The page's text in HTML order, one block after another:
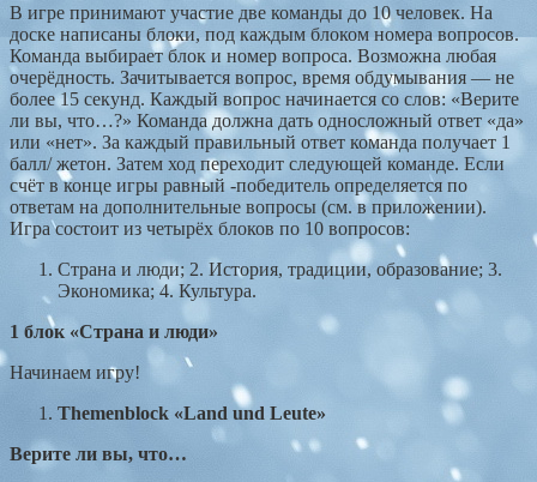
В игре принимают участие две команды до 10 человек. На
доске написаны блоки, под каждым блоком номера вопросов.
Команда выбирает блок и номер вопроса. Возможна любая
очерёдность. Зачитывается вопрос, время обдумывания — не
более 15 секунд. Каждый вопрос начинается со слов: «Верите
ли вы, что…?» Команда должна дать односложный ответ «да»
или «нет». За каждый правильный ответ команда получает 1
балл/ жетон. Затем ход переходит следующей команде. Если
счёт в конце игры равный -победитель определяется по
ответам на дополнительные вопросы (см. в приложении).
Игра состоит из четырёх блоков по 10 вопросов:
Страна и люди; 2. История, традиции, образование; 3.
Экономика; 4. Культура.
1 блок «Страна и люди»
Начинаем игру!
Themenblock «Land und Leute»
Верите ли вы, что…